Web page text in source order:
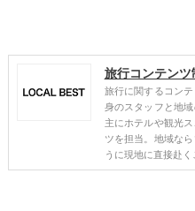
旅行コンテンツ
旅行に関するコン
身のスタッフと地
主にホテルや観光
ツを担当。地域な
うに現地に直接赴